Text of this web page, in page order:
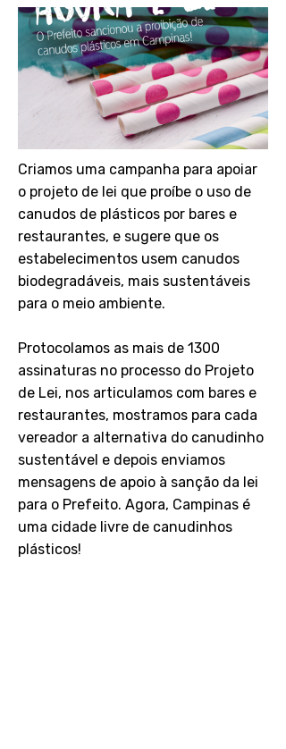
Criamos uma campanha para apoiar
o projeto de lei que proíbe o uso de
canudos de plásticos por bares e
restaurantes, e sugere que os
estabelecimentos usem canudos
biodegradáveis, mais sustentáveis
para o meio ambiente.
Protocolamos as mais de 1300
assinaturas no processo do Projeto
de Lei, nos articulamos com bares e
restaurantes, mostramos para cada
vereador a alternativa do canudinho
sustentável e depois enviamos
mensagens de apoio à sanção da lei
para o Prefeito. Agora, Campinas é
uma cidade livre de canudinhos
plásticos!